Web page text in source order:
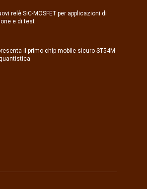
relè SiC-MOSFET per applicazioni di
e di test
il primo chip mobile sicuro ST54M